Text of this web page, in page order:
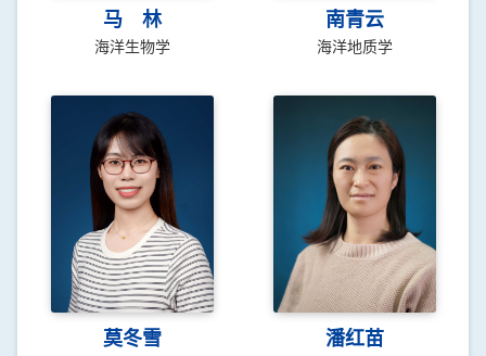
马 林
海洋生物学
南青云
海洋地质学
莫冬雪 潘红苗